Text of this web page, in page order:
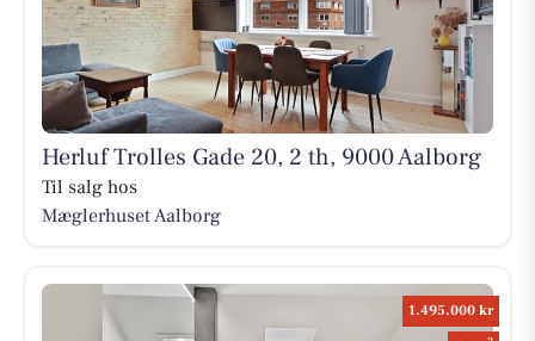
Herluf Trolles Gade 20, 2 th, 9000 Aalborg
Til salg hos
Mæglerhuset Aalborg
1.495.000 kr